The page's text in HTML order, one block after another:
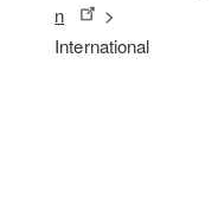
n
>
International